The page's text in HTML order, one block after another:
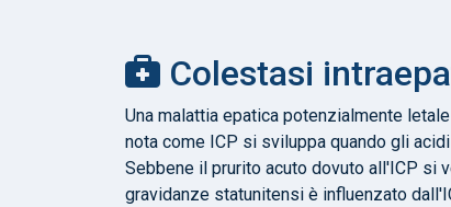
Colestasi
Una malattia epatica potenzialmente
nota come ICP si sviluppa quando gli
Sebbene il prurito acuto dovuto all'ICP si
gravidanze statunitensi è influenzato